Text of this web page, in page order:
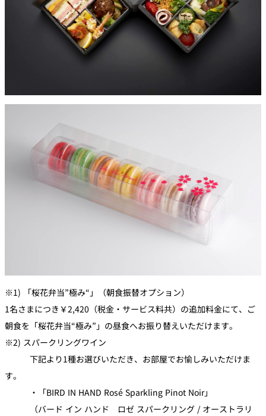
※1) 「桜花弁当”極み“」（朝食振替オプション）
1名さまにつき￥2,420（税金・サービス料共）の追加料金にて、ご
朝食を「桜花弁当“極み”」の昼食へお振り替えいただけます。
※2) スパークリングワイン
下記より1種お選びいただき、お部屋でお愉しみいただけま
す。
・「BIRD IN HAND Rosé Sparkling Pinot Noir」
（バード イン ハンド ロゼ スパークリング / オーストラリ